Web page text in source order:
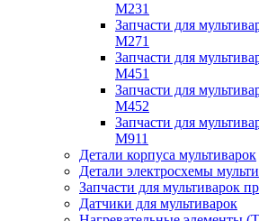
M231
Запчасти для
M271
Запчасти для
M451
Запчасти для
M452
Запчасти для
M911
Детали корпуса мультиварок
Детали электросхемы
Запчасти для мультиварок
Датчики для мультиварок